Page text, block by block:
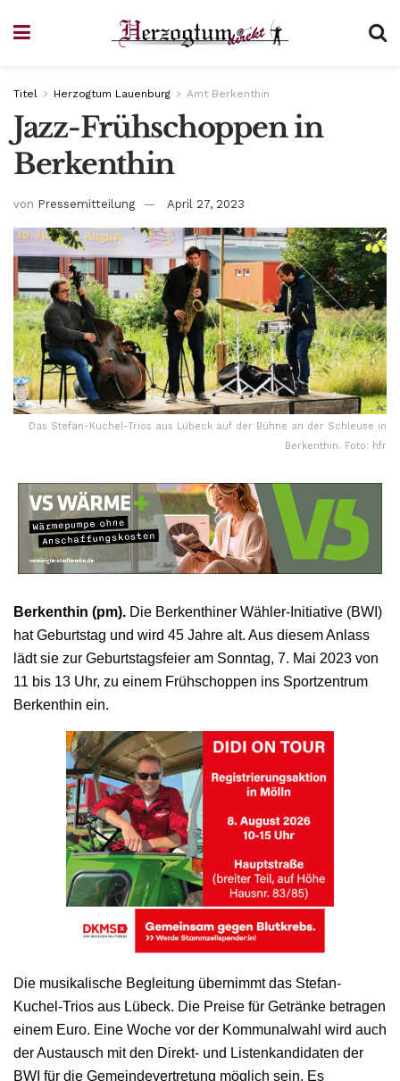
Titel Herzogtum Lauenburg Amt Berkenthin
Jazz-Frühschoppen in
Berkenthin
von Pressemitteilung April 27, 2023
Das Stefan-Kuchel-Trios aus Lübeck auf der Bühne an der Schleuse in
Berkenthin. Foto: hfr
Berkenthin (pm). Die Berkenthiner Wähler-Initiative (BWI)
hat Geburtstag und wird 45 Jahre alt. Aus diesem Anlass
lädt sie zur Geburtstagsfeier am Sonntag, 7. Mai 2023 von
11 bis 13 Uhr, zu einem Frühschoppen ins Sportzentrum
Berkenthin ein.
Die musikalische Begleitung übernimmt das Stefan-
Kuchel-Trios aus Lübeck. Die Preise für Getränke betragen
einem Euro. Eine Woche vor der Kommunalwahl wird auch
der Austausch mit den Direkt- und Listenkandidaten der
BWI für die Gemeindevertretung möglich sein. Es